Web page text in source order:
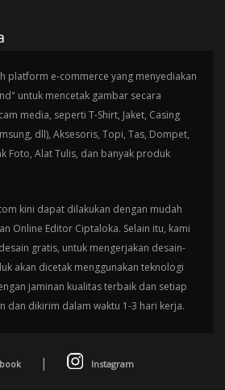
platform e-commerce yang menyediakan
untuk mencetak gambar secara
media, seperti T-Shirt, Jaket, Casing
dll), Aksesoris, Topi, Tas, Dompet,
Foto, Alat Tulis, dan banyak produk
kini dapat dilakukan dengan mudah
Online Editor Ciptaloka. Selain itu, kami
gratis, untuk mengerjakan desain-
akan dicetak menggunakan teknologi
jaminan kualitas terbaik dan setiap
dan dikirim dalam waktu 1-3 hari kerja.
| Instagram